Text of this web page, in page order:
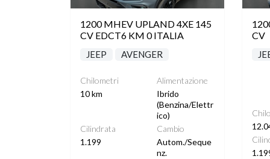
RILEVAMENTO ATTENZIONE
DEL CONDUCENTE
SEDILI RISCALDABILI
1200 MHEV UPLAND 4XE 145
CV EDCT6 KM 0 ITALIA
JEEP AVENGER
Chilometri
10 km
Alimentazione
Ibrido
(Benzina/Elettr
ico)
Cilindrata
1.199
Cambio
Autom./Seque
nz.
CV